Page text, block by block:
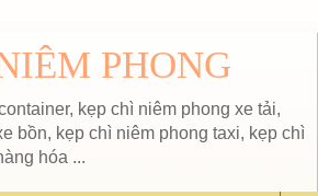
PHONG
kẹp chì niêm phong xe tải,
bồn, kẹp chì niêm phong taxi, kẹp chì
hóa ...